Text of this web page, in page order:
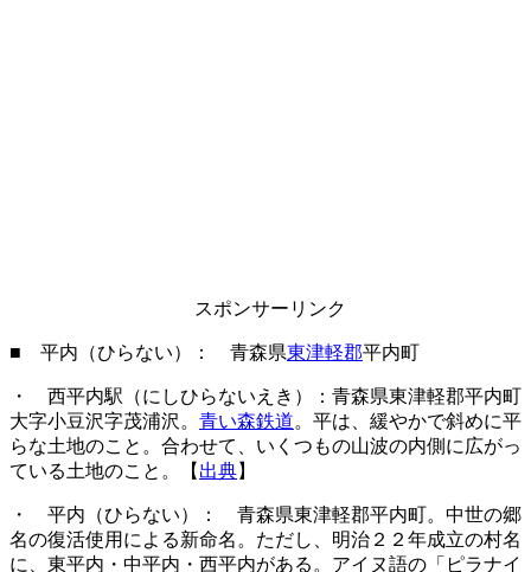
スポンサーリンク
■ 平内（ひらない）： 青森県東津軽郡平内町
・ 西平内駅（にしひらないえき）：青森県東津軽郡平内町
大字小豆沢字茂浦沢。 青い森鉄道。平は、緩やかで斜めに平
らな土地のこと。合わせて、いくつもの山波の内側に広がっ
ている土地のこと。【 出典】
・ 平内（ひらない）： 青森県東津軽郡平内町。中世の郷
名の復活使用による新命名。ただし、明治２２年成立の村名
に、東平内・中平内・西平内がある。アイヌ語の「ピラナイ